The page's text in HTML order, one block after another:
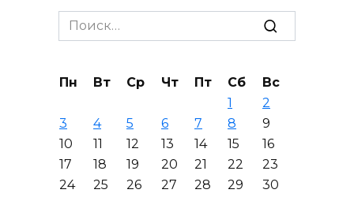
Search
for:
Пн Вт Ср Чт Пт Сб
Вс
1
2
3
4 5 6 7 8
9
10
11 12 13 14 15
16
17
18 19 20 21 22
23
24
25 26 27 28 29
30